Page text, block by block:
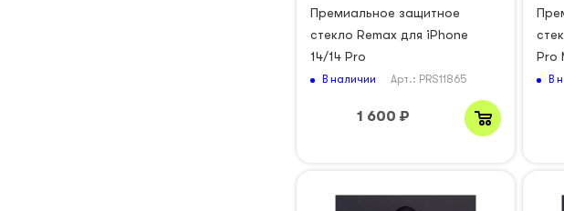
Премиальное защитное
стекло Remax для iPhone
14/14 Pro
В наличии Арт.: PRS11865
1 600 ₽
Pro
В